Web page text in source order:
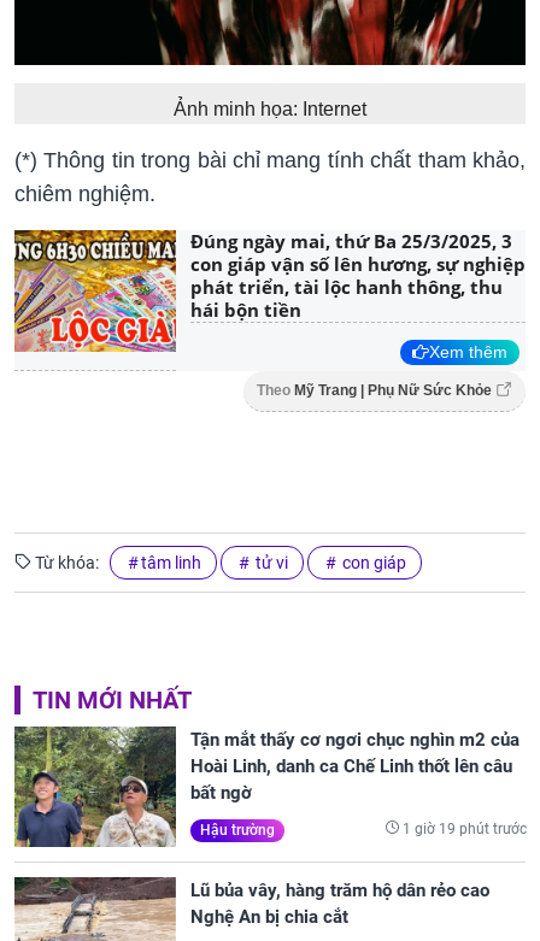
Ảnh minh họa: Internet
(*) Thông tin trong bài chỉ mang tính chất tham khảo,
chiêm nghiệm.
Đúng ngày mai, thứ Ba 25/3/2025, 3
con giáp vận số lên hương, sự nghiệp
phát triển, tài lộc hanh thông, thu
hái bộn tiền
Xem thêm
Theo Mỹ Trang | Phụ Nữ Sức Khỏe
Từ khóa: tâm linh tử vi con giáp
TIN MỚI NHẤT
Tận mắt thấy cơ ngơi chục nghìn m2 của
Hoài Linh, danh ca Chế Linh thốt lên câu
bất ngờ
Hậu trường 1 giờ 19 phút trước
Lũ bủa vây, hàng trăm hộ dân rẻo cao
Nghệ An bị chia cắt